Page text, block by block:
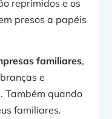
reprimidos e os
presos a papéis
familiares,
e
Também quando
familiares.